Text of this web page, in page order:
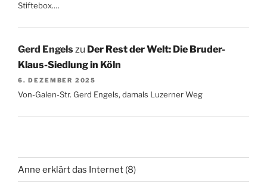
Stiftebox.…
Gerd Engels zu Der Rest der Welt: Die Bruder-
Klaus-Siedlung in Köln
6. DEZEMBER 2025
Von-Galen-Str. Gerd Engels, damals Luzerner Weg
Anne erklärt das Internet (8)